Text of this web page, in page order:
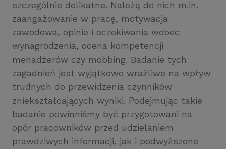
szczególnie delikatne. Należą do nich m.in.
zaangażowanie w pracę, motywacja
zawodowa, opinie i oczekiwania wobec
wynagrodzenia, ocena kompetencji
menadżerów czy mobbing. Badanie tych
zagadnień jest wyjątkowo wrażliwe na wpływ
trudnych do przewidzenia czynników
zniekształcających wyniki. Podejmując takie
badanie powinniśmy być przygotowani na
opór pracowników przed udzielaniem
prawdziwych informacji, jak i podwyższone